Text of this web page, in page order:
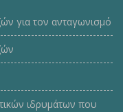
για τον ανταγωνισμό
ιδρυμάτων που